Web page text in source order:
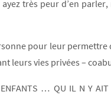
très peur d’en parler,
pour leur permettre
leurs vies privées –
ENFANTS … QU IL N Y